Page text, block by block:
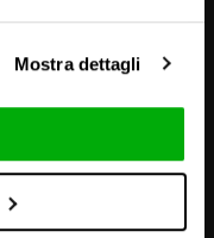
Mostra dettagli